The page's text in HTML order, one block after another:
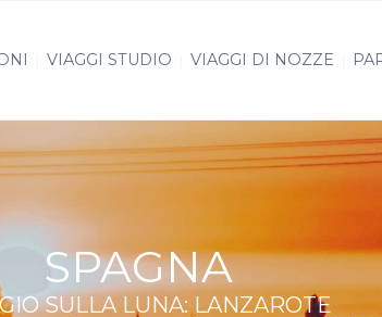
VIAGGI STUDIO VIAGGI DI NOZZE
SPAGNA
SULLA LUNA: LANZAROTE